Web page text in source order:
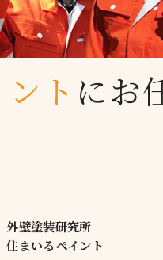
ト にお
外壁塗装研究所
住まいるペイント